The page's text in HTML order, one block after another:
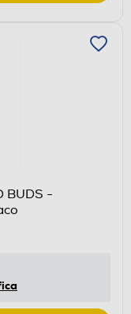
BUDS -